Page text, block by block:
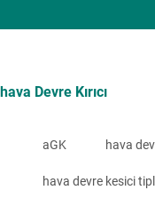
hava Devre Kırıcı
aGK hava
hava devre kesici